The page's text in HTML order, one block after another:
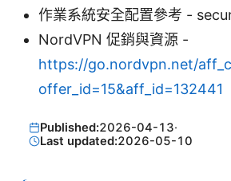
作業系統安全配置參考 -
NordVPN 促銷與資源 -
https://go.nordvpn.net/
offer_id=15&aff_id=132441
Published:2026-04-13·
Last updated:2026-05-10